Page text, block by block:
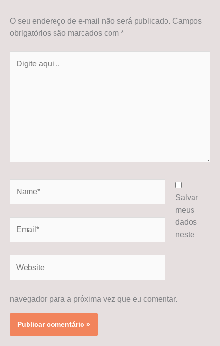
O seu endereço de e-mail não será publicado. Campos
obrigatórios são marcados com *
aqui...
Salvar
meus
dados
neste
navegador para a próxima vez que eu comentar.